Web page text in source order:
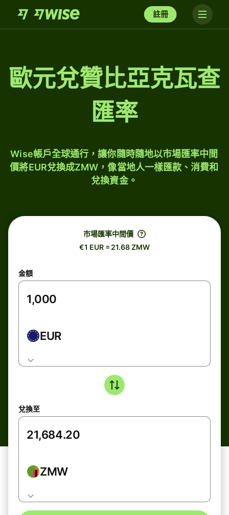
註冊
歐元兌贊比亞克瓦查
匯率
Wise帳戶全球通行，讓你隨時隨地以市場匯率中間
價將EUR兌換成ZMW，像當地人一樣匯款、消費和
兌換資金。
市場匯率中間價
€1 EUR = 21.68 ZMW
金額
EUR
兌換至
ZMW